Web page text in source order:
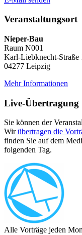
Veranstaltungsort
Nieper-Bau
Raum N001
Karl-Liebknecht-Straße
04277 Leipzig
Mehr Informationen
Live-Übertragung
Sie können der
Wirübertragen die
finden Sie auf dem
folgenden Tag.
Alle Vorträge jeden